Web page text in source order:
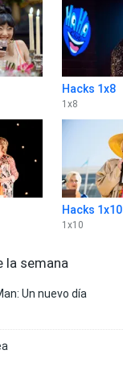
Hacks 1x8
1 x8
Hacks 1x10
1 x10
la semana
Un nuevo día